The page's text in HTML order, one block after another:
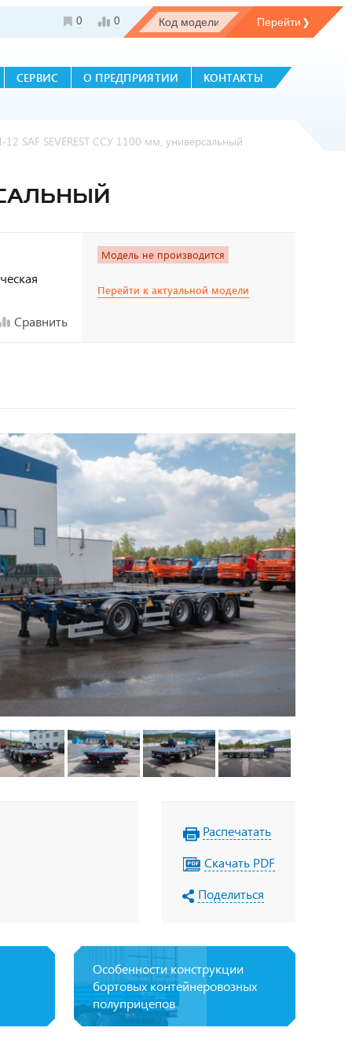
0 0
СЕРВИС О ПРЕДПРИЯТИИ КОНТАКТЫ
SAF SEVEREST ССУ 1100 мм, универсальный
Сравнить
Модель не производится
Перейти к актуальной модели
Распечатать
Скачать PDF
Поделиться
Особенности конструкции
бортовых контейнеровозных
полуприцепов